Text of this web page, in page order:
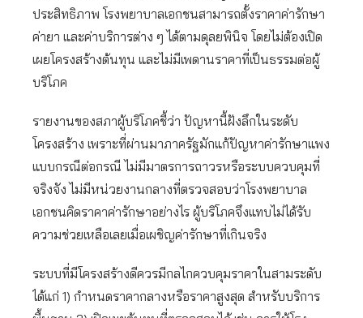
ประสิทธิภาพ โรงพยาบาลเอกชนสามารถตั้งราคาค่ารักษา
ค่ายา และค่าบริการต่าง ๆ ได้ตามดุลยพินิจ โดยไม่ต้องเปิด
เผยโครงสร้างต้นทุน และไม่มีเพดานราคาที่เป็นธรรมต่อผู้
บริโภค
รายงานของสภาผู้บริโภคชี้ว่า ปัญหานี้ฝังลึกในระดับ
โครงสร้าง เพราะที่ผ่านมาภาครัฐมักแก้ปัญหาค่ารักษาแพง
แบบกรณีต่อกรณี ไม่มีมาตรการถาวรหรือระบบควบคุมที่
จริงจัง ไม่มีหน่วยงานกลางที่ตรวจสอบว่าโรงพยาบาล
เอกชนคิดราคาค่ารักษาอย่างไร ผู้บริโภคจึงแทบไม่ได้รับ
ความช่วยเหลือเลยเมื่อเผชิญค่ารักษาที่เกินจริง
ระบบที่มีโครงสร้างดีควรมีกลไกควบคุมราคาในสามระดับ
ได้แก่ 1) กำหนดราคากลางหรือราคาสูงสุด สำหรับบริการ